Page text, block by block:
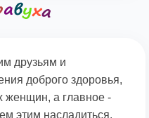
друзьям и
доброго здоровья,
женщин, а главное -
этим насладиться.